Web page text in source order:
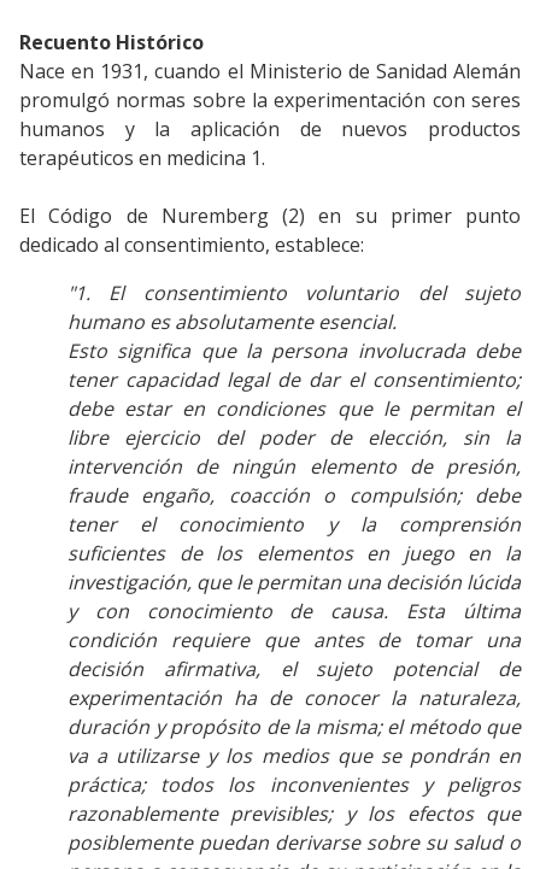
Recuento Histórico
Nace en 1931, cuando el Ministerio de Sanidad Alemán
promulgó normas sobre la experimentación con seres
humanos y la aplicación de nuevos productos
terapéuticos en medicina 1.
El Código de Nuremberg (2) en su primer punto
dedicado al consentimiento, establece:
"1. El consentimiento voluntario del sujeto
humano es absolutamente esencial.
Esto significa que la persona involucrada debe
tener capacidad legal de dar el consentimiento;
debe estar en condiciones que le permitan el
libre ejercicio del poder de elección, sin la
intervención de ningún elemento de presión,
fraude engaño, coacción o compulsión; debe
tener el conocimiento y la comprensión
suficientes de los elementos en juego en la
investigación, que le permitan una decisión lúcida
y con conocimiento de causa. Esta última
condición requiere que antes de tomar una
decisión afirmativa, el sujeto potencial de
experimentación ha de conocer la naturaleza,
duración y propósito de la misma; el método que
va a utilizarse y los medios que se pondrán en
práctica; todos los inconvenientes y peligros
razonablemente previsibles; y los efectos que
posiblemente puedan derivarse sobre su salud o